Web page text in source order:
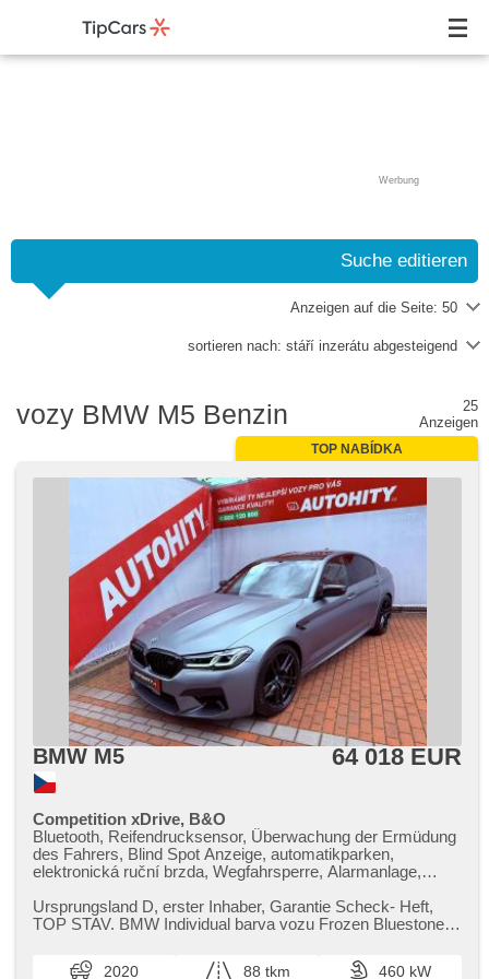
Werbung
Suche editieren
Anzeigen auf die Seite: 50
sortieren nach: stáří inzerátu abgesteigend
vozy BMW M5 Benzin
25
Anzeigen
TOP NABÍDKA
BMW M5 64 018 EUR
Competition xDrive, B&O
Bluetooth, Reifendrucksensor, Überwachung der Ermüdung
des Fahrers, Blind Spot Anzeige, automatikparken,
elektronická ruční brzda, Wegfahrsperre, Alarmanlage,
System, Bordcomputer, digitální příjem rádia (DAB), USB,
Navigation, digitální přístrojový štít, dotykové ovládání
telefonů, Apple CarPlay, Multifunktionslenkrad, Lenkrad
Ursprungsland D,​ erster Inhaber,​ Garantie Scheck​- Heft,​
TOP STAV. BMW Individual barva vozu Frozen Bluestone
2020 88 tkm
460 kW